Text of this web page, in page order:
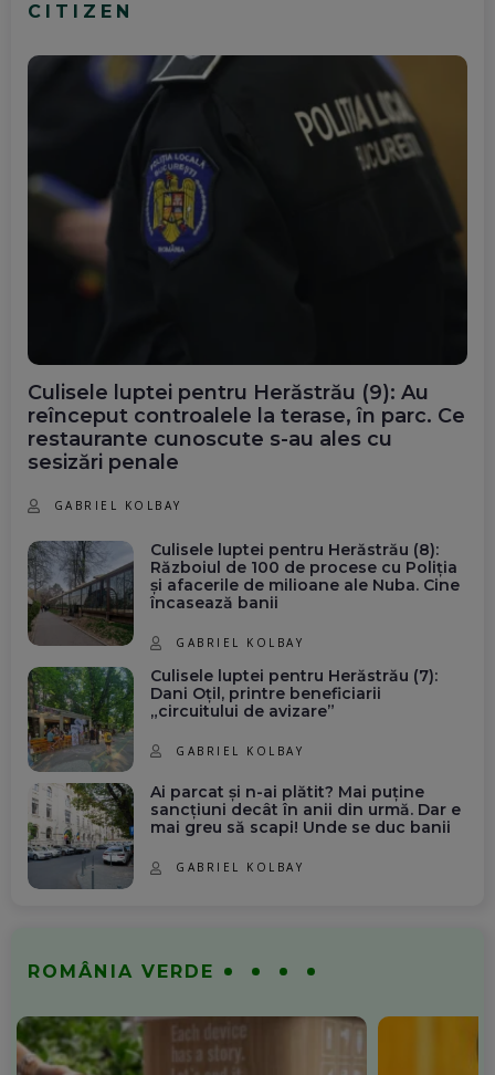
CITIZEN
Culisele luptei pentru Herăstrău (9): Au
reînceput controalele la terase, în parc. Ce
restaurante cunoscute s-au ales cu
sesizări penale
GABRIEL KOLBAY
Culisele luptei pentru Herăstrău (8):
Războiul de 100 de procese cu Poliția
și afacerile de milioane ale Nuba. Cine
încasează banii
GABRIEL KOLBAY
Culisele luptei pentru Herăstrău (7):
Dani Oțil, printre beneficiarii
„circuitului de avizare”
GABRIEL KOLBAY
Ai parcat și n-ai plătit? Mai puține
sancțiuni decât în anii din urmă. Dar e
mai greu să scapi! Unde se duc banii
GABRIEL KOLBAY
ROMÂNIA VERDE